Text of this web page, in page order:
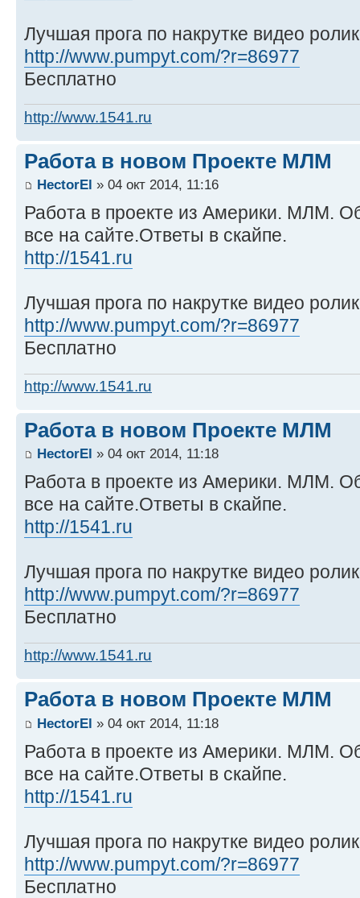
Лучшая прога по накрутке видео
http://www.pumpyt.com/?r=86977
Бесплатно
http://www.1541.ru
Работа в новом Проекте МЛМ
HectorEl » 04 окт 2014, 11:16
Работа в проекте из Америки. МЛМ.
все на сайте.Ответы в скайпе.
http://1541.ru
Лучшая прога по накрутке видео
http://www.pumpyt.com/?r=86977
Бесплатно
http://www.1541.ru
Работа в новом Проекте МЛМ
HectorEl » 04 окт 2014, 11:18
Работа в проекте из Америки. МЛМ.
все на сайте.Ответы в скайпе.
http://1541.ru
Лучшая прога по накрутке видео
http://www.pumpyt.com/?r=86977
Бесплатно
http://www.1541.ru
Работа в новом Проекте МЛМ
HectorEl » 04 окт 2014, 11:18
Работа в проекте из Америки. МЛМ.
все на сайте.Ответы в скайпе.
http://1541.ru
Лучшая прога по накрутке видео
http://www.pumpyt.com/?r=86977
Бесплатно